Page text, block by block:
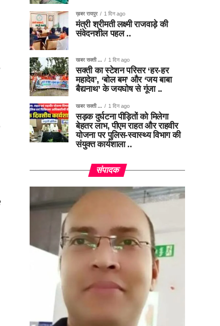
ख़बर रायपुर 1 दिन ago
मंत्री श्रीमती लक्ष्मी राजवाड़े की
संवेदनशील पहल ..
खबर सक्ती ... 1 दिन ago
सक्ती का स्टेशन परिसर ‘हर-हर
महादेव’, ‘बोल बम’ और ‘जय बाबा
बैद्यनाथ’ के जयघोष से गूंजा ..
खबर सक्ती ... 1 दिन ago
सड़क दुर्घटना पीड़ितों को मिलेगा
बेहतर लाभ, पीएम राहत और राहवीर
योजना पर पुलिस-स्वास्थ्य विभाग की
संयुक्त कार्यशाला ..
संपादक